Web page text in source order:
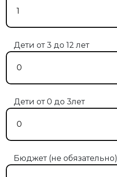
Дети от 3 до 12 лет
Дети от 0 до 3лет
Бюджет (не обязательно)